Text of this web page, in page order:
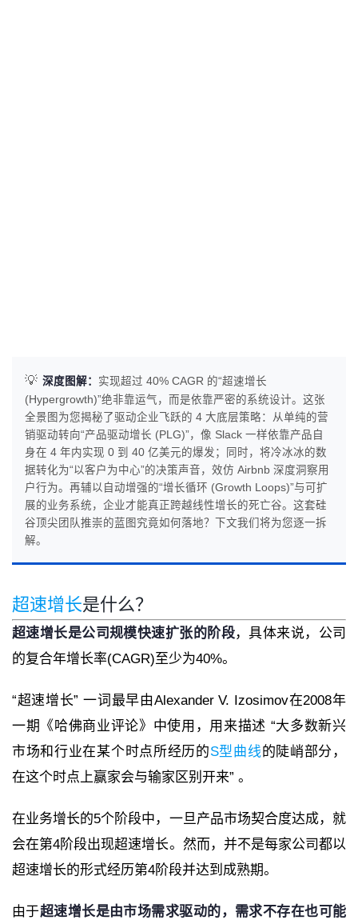
💡 深度图解： 实现超过 40% CAGR 的“超速增长
(Hypergrowth)”绝非靠运气，而是依靠严密的系统设计。这张
全景图为您揭秘了驱动企业飞跃的 4 大底层策略：从单纯的营
销驱动转向“产品驱动增长 (PLG)”，像 Slack 一样依靠产品自
身在 4 年内实现 0 到 40 亿美元的爆发；同时，将冷冰冰的数
据转化为“以客户为中心”的决策声音，效仿 Airbnb 深度洞察用
户行为。再辅以自动增强的“增长循环 (Growth Loops)”与可扩
展的业务系统，企业才能真正跨越线性增长的死亡谷。这套硅
谷顶尖团队推崇的蓝图究竟如何落地？下文我们将为您逐一拆
解。
超速增长是什么？
超速增长是公司规模快速扩张的阶段，具体来说，公司
的复合年增长率(CAGR)至少为40%。
“超速增长” 一词最早由Alexander V. Izosimov在2008年
一期《哈佛商业评论》中使用，用来描述 “大多数新兴
市场和行业在某个时点所经历的S型曲线的陡峭部分，
在这个时点上赢家会与输家区别开来” 。
在业务增长的5个阶段中，一旦产品市场契合度达成，就
会在第4阶段出现超速增长。然而，并不是每家公司都以
超速增长的形式经历第4阶段并达到成熟期。
由于超速增长是由市场需求驱动的，需求不存在也可能